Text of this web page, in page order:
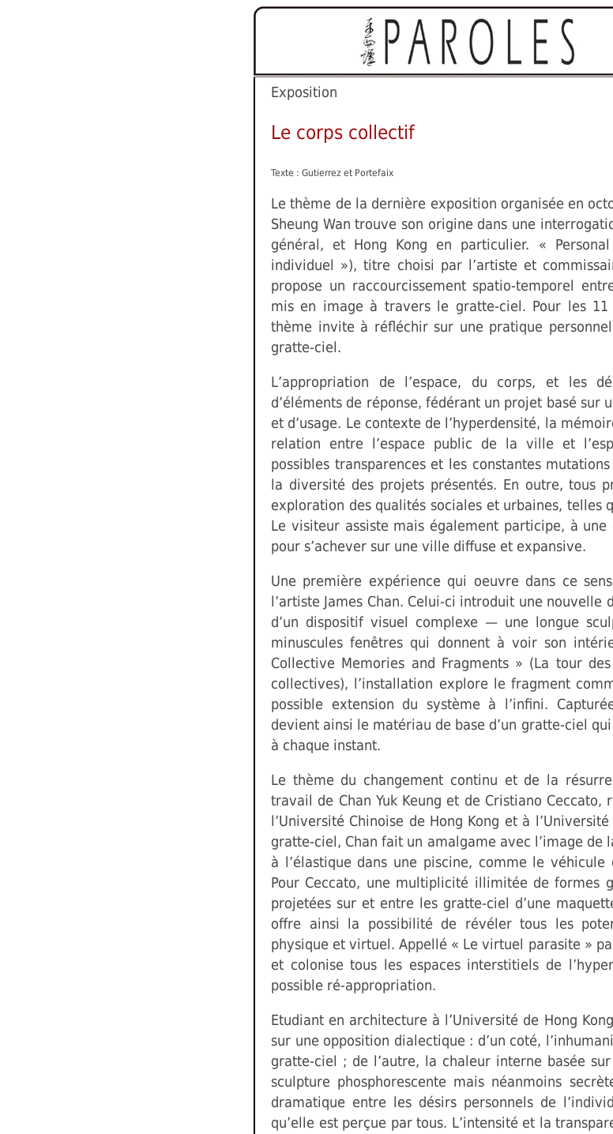
Exposition
Le corps collectif
Texte : Gutierrez et Portefaix
Le thème de la dernière exposition organisée en
Sheung Wan trouve son origine dans une
général, et Hong Kong en particulier. «
individuel »), titre choisi par l’artiste et
propose un raccourcissement spatio-temporel
mis en image à travers le gratte-ciel. Pour les
thème invite à réfléchir sur une pratique
gratte-ciel.
L’appropriation de l’espace, du corps, et les
d’éléments de réponse, fédérant un projet basé sur
et d’usage. Le contexte de l’hyperdensité, la
relation entre l’espace public de la ville et
possibles transparences et les constantes
la diversité des projets présentés. En outre, tous
exploration des qualités sociales et urbaines, telles
Le visiteur assiste mais également participe, à
pour s’achever sur une ville diffuse et expansive.
Une première expérience qui oeuvre dans ce
l’artiste James Chan. Celui-ci introduit une nouvelle
d’un dispositif visuel complexe — une longue
minuscules fenêtres qui donnent à voir son
Collective Memories and Fragments » (La tour
collectives), l’installation explore le fragment
possible extension du système à l’infini.
devient ainsi le matériau de base d’un gratte-ciel
à chaque instant.
Le thème du changement continu et de la
travail de Chan Yuk Keung et de Cristiano Ceccato,
l’Université Chinoise de Hong Kong et à
gratte-ciel, Chan fait un amalgame avec l’image de
à l’élastique dans une piscine, comme le véhicule
Pour Ceccato, une multiplicité illimitée de formes
projetées sur et entre les gratte-ciel d’une
offre ainsi la possibilité de révéler tous les
physique et virtuel. Appellé « Le virtuel parasite »
et colonise tous les espaces interstitiels de
possible ré-appropriation.
Etudiant en architecture à l’Université de Hong
sur une opposition dialectique : d’un coté,
gratte-ciel ; de l’autre, la chaleur interne basée
sculpture phosphorescente mais néanmoins
dramatique entre les désirs personnels de
qu’elle est perçue par tous. L’intensité et la